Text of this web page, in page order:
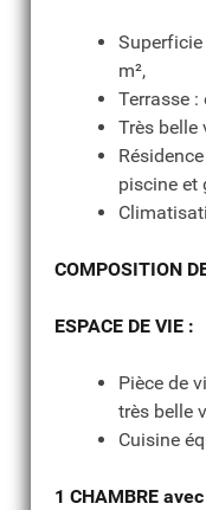
m²,
Terrasse :
Très belle
piscine et
COMPOSITION
ESPACE DE VIE :
Pièce de
très belle
Cuisine
1 CHAMBRE